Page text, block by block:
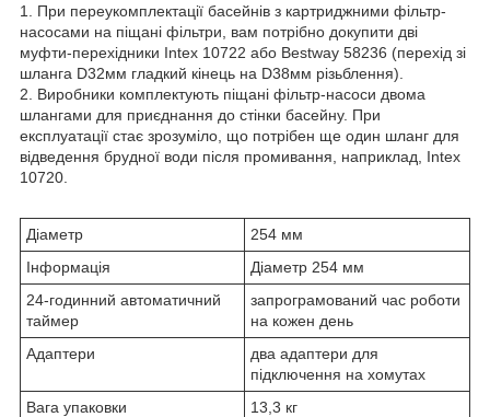
1. При переукомплектації басейнів з картриджними фільтр-
насосами на піщані фільтри, вам потрібно докупити дві
муфти-перехідники Intex 10722 або Bestway 58236 (перехід зі
шланга D32мм гладкий кінець на D38мм різьблення).
2. Виробники комплектують піщані фільтр-насоси двома
шлангами для приєднання до стінки басейну. При
експлуатації стає зрозуміло, що потрібен ще один шланг для
відведення брудної води після промивання, наприклад, Intex
10720.
Діаметр
254 мм
Інформація
Діаметр 254 мм
24-годинний автоматичний
таймер
запрограмований час роботи
на кожен день
Адаптери
два адаптери для
підключення на хомутах
Вага упаковки
13,3 кг